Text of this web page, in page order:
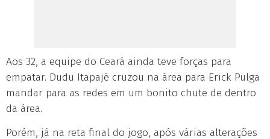
Aos 32, a equipe do Ceará ainda teve forças para
empatar. Dudu Itapajé cruzou na área para Erick Pulga
mandar para as redes em um bonito chute de dentro
da área.
Porém, já na reta final do jogo, após várias alterações